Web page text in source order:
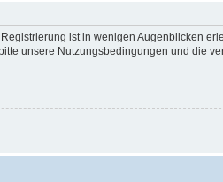
ist in wenigen Augenblicken
unsere Nutzungsbedingungen und die